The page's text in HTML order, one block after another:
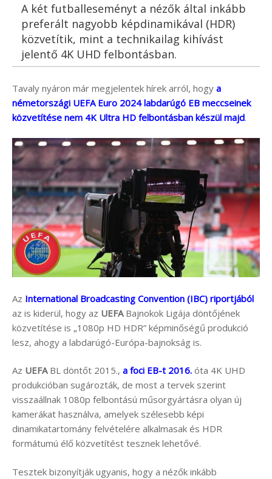
A két futballeseményt a nézők által inkább
preferált nagyobb képdinamikával (HDR)
közvetítik, mint a technikailag kihívást
jelentő 4K UHD felbontásban.
Tavaly nyáron már megjelentek hírek arról, hogy a
németországi UEFA Euro 2024 labdarúgó EB meccseinek
közvetítése nem 4K Ultra HD felbontásban készül majd.
Az International Broadcasting Convention (IBC) riportjából
az is kiderül, hogy az UEFABajnokok Ligája döntőjének
közvetítése is „1080p HD HDR” képminőségű produkció
lesz, ahogy a labdarúgó-Európa-bajnokság is.
Az UEFABL döntőt 2015., a foci EB-t 2016. óta 4K UHD
produkcióban sugározták, de most a tervek szerint
visszaállnak 1080p felbontású műsorgyártásra olyan új
kamerákat használva, amelyek szélesebb képi
dinamikatartomány felvételére alkalmasak és HDR
formátumú élő közvetítést tesznek lehetővé.
Tesztek bizonyítják ugyanis, hogy a nézők inkább